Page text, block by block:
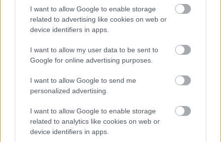
I want to allow Google to enable storage
related to advertising like cookies on web or
device identifiers in apps.
I want to allow my user data to be sent to
Google for online advertising purposes.
I want to allow Google to send me
personalized advertising.
I want to allow Google to enable storage
related to analytics like cookies on web or
device identifiers in apps.
nyújtanak a legutóbbi időben orosz és kazak
kutatók által feltárt és közzétett történeti adatok. Az
Aranyhorda felbomlása után megalakult, a Dél-
is uraló Nogaj Horda keleti területeinek a népessége
legkésőbb a XVII. század során beolvadt a kazak
törzsszövetségében volt madžar törzs, XVI–XVII
századi orosz és nogaj dokumentumok bizonyítják.
érkezhettek a mai kazak sztyeppékre azok a keleti
magyarok is, akiknek utódai „kazak-magyar” néven
váltak ismertté.